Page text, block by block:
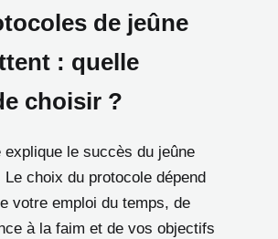
de jeûne
: quelle
choisir ?
explique le succès du jeûne
Le choix du protocole dépend
votre emploi du temps, de
à la faim et de vos objectifs